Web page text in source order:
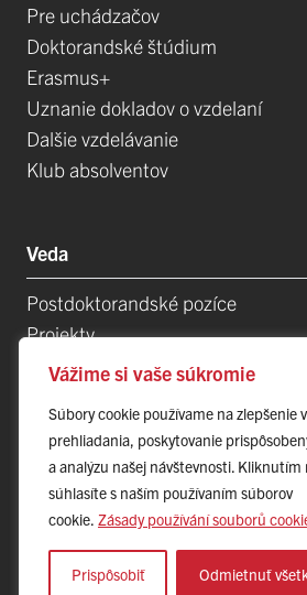
Vážime si vaše súkromie
prehliadania, poskytovanie
súhlasíte s naším používaním súborov
cookie.
Zásady používání souborů
Prispôsobiť Odmietnuť všetko
Pre uchádzačov
Doktorandské štúdium
Erasmus+
Uznanie dokladov o vzdelaní
Dalšie vzdelávanie
Klub absolventov
Veda
Postdoktorandské pozíce
Projekty
Špičkové tímy
Vedecké parky
Evidencia publikačnej činnosti
Habilitačné a vymenúvacie konania